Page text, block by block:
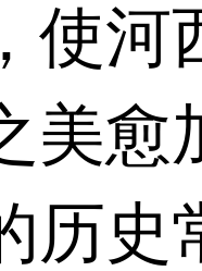
使河
美愈
历史